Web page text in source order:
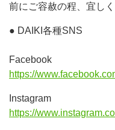
前にご容赦の程、宜し
● DAIKI各種SNS
Facebook
https://
Instagram
https://